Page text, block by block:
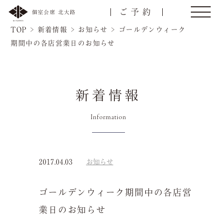
個室会席 北大路 ご予約
トップ ご接待/会食
TOP > 新着情報 > お知らせ >
ゴールデンウィーク
期間中の各店営業日のお知らせ
新着情報
Information
2017.04.03 お知らせ
ゴールデンウィーク期間中の各店営
業日のお知らせ